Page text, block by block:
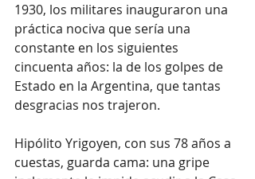
1930, los militares inauguraron una
práctica nociva que sería una
constante en los siguientes
cincuenta años: la de los golpes de
Estado en la Argentina, que tantas
desgracias nos trajeron.
Hipólito Yrigoyen, con sus 78 años a
cuestas, guarda cama: una gripe